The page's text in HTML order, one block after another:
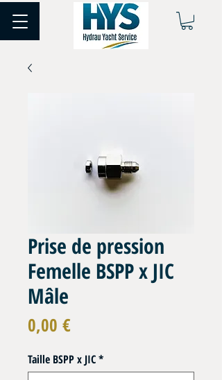
Prise de pression
Femelle BSPP x JIC
Mâle
0,00 €
Taille BSPP x JIC*